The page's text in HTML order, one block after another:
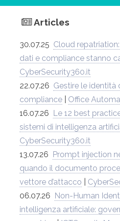
Articles
30.07.25 Cloud
dati e compliance stanno
CyberSecurity360.it
22.07.26 Gestire le identità
compliance
Office
16.07.26
Le 12 best
sistemi di intelligenza
CyberSecurity360.it
13.07.26
Prompt injection
quando il documento
vettore d’attacco
06.07.26
Non-Human
intelligenza artificiale: